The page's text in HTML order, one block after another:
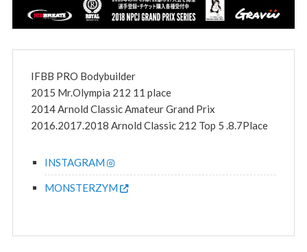
IFBB PRO Bodybuilder
2015 Mr.Olympia 212 11 place
2014 Arnold Classic Amateur Grand Prix
2016.2017.2018 Arnold Classic 212 Top 5 .8.7Place
INSTAGRAM
MONSTERZYM